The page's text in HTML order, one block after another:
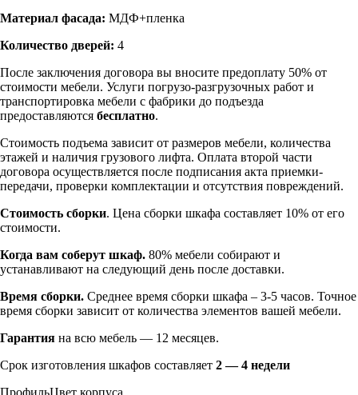
Материал фасада: МДФ+пленка
Количество дверей: 4
После заключения договора вы вносите предоплату 50% от
стоимости мебели. Услуги погрузо-разгрузочных работ и
транспортировка мебели с фабрики до подъезда
предоставляются бесплатно.
Стоимость подъема зависит от размеров мебели, количества
этажей и наличия грузового лифта. Оплата второй части
договора осуществляется после подписания акта приемки-
передачи, проверки комплектации и отсутствия повреждений.
Стоимость сборки. Цена сборки шкафа составляет 10% от его
стоимости.
Когда вам соберут шкаф. 80% мебели собирают и
устанавливают на следующий день после доставки.
Время сборки. Среднее время сборки шкафа – 3-5 часов. Точное
время сборки зависит от количества элементов вашей мебели.
Гарантия на всю мебель — 12 месяцев.
Срок изготовления шкафов составляет 2 — 4 недели